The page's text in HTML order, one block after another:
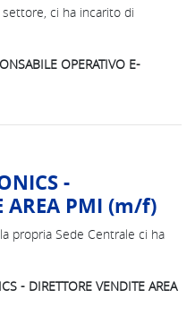
ci ha incarito di
OPERATIVO E-
-
AREA PMI (m/f)
propria Sede Centrale ci ha
- DIRETTORE VENDITE AREA